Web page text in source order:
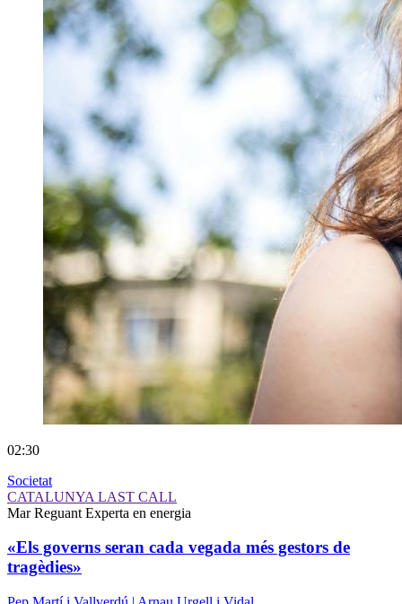
02:30
Societat
CATALUNYA LAST CALL
Mar Reguant Experta en energia
«Els governs seran cada vegada més gestors de
tragèdies»